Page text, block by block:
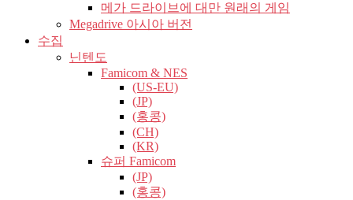
메가 드라이브에 대만 원래의 게임
Megadrive 아시아 버전
수집
닌텐도
Famicom & NES
(US-EU)
(JP)
(홍콩)
(CH)
(KR)
슈퍼 Famicom
(JP)
(홍콩)